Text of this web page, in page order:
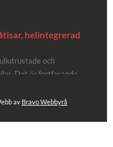
helintegrerad
och
Det är fortfarande
utrustningsnivåer.
av Bravo Webbyrå